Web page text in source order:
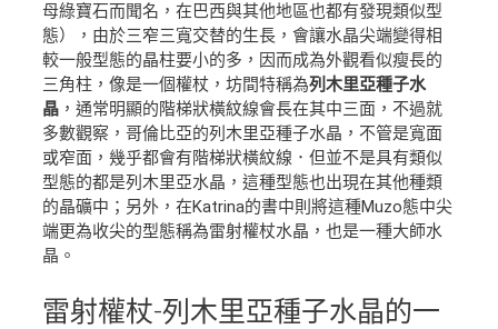
母綠寶石而聞名，在巴西與其他地區也都有發現類似型
態），由於三窄三寬交替的生長，會讓水晶尖端變得相
較一般型態的晶柱要小的多，因而成為外觀看似瘦長的
三角柱，像是一個權杖，坊間特稱為列木里亞種子水
晶 ，通常明顯的階梯狀橫紋線會長在其中三面，不過就
多數觀察，哥倫比亞的列木里亞種子水晶，不管是寬面
或窄面，幾乎都會有階梯狀橫紋線．但並不是具有類似
型態的都是列木里亞水晶，這種型態也出現在其他種類
的晶礦中；另外，在Katrina的書中則將這種Muzo態中尖
端更為收尖的型態稱為雷射權杖水晶，也是一種大師水
晶。
雷射權杖-列木里亞種子水晶的一